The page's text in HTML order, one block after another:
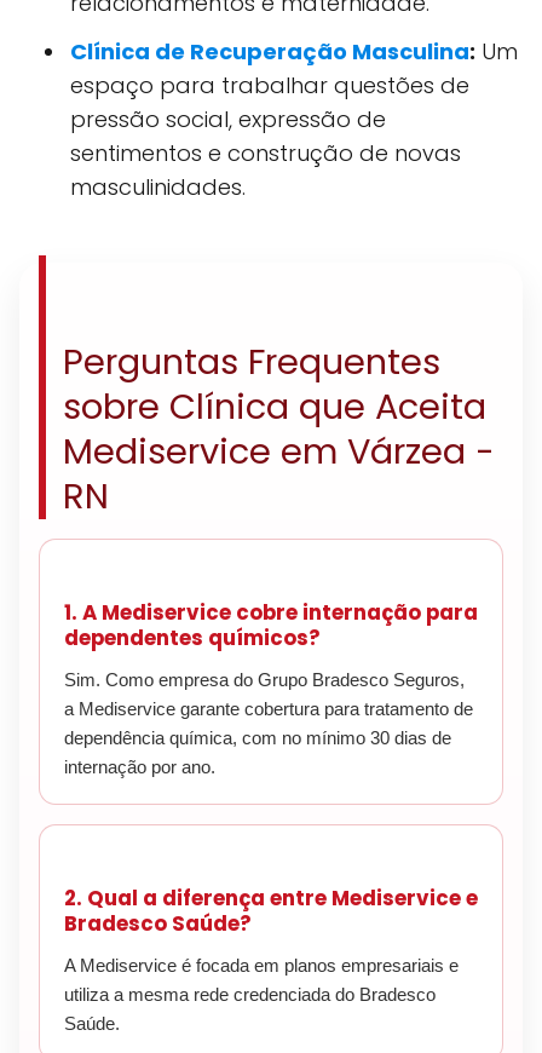
Clínica de Recuperação Masculina: Um
espaço para trabalhar questões de
pressão social, expressão de
sentimentos e construção de novas
masculinidades.
Perguntas Frequentes
sobre Clínica que Aceita
Mediservice em Várzea -
RN
1. A Mediservice cobre internação para
dependentes químicos?
Sim. Como empresa do Grupo Bradesco Seguros,
a Mediservice garante cobertura para tratamento de
dependência química, com no mínimo 30 dias de
internação por ano.
2. Qual a diferença entre Mediservice e
Bradesco Saúde?
A Mediservice é focada em planos empresariais e
utiliza a mesma rede credenciada do Bradesco
Saúde.